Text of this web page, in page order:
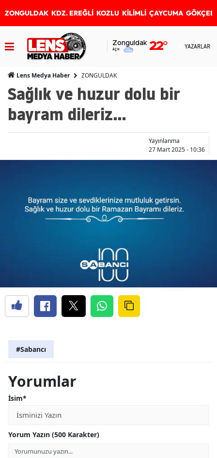
ZONGULDAK KDZ. EREĞLİ KOZLU KİLİMLİ ÇAYCUMA
Zonguldak
Açık 22° YAZARLAR
Lens Medya Haber ZONGULDAK
Sağlık ve huzur dolu bir
bayram dileriz...
Yayınlanma
27 Mart 2025 - 10:36
#Sabancı
Yorumlar
İsim*
Yorum Yazın (500 Karakter)